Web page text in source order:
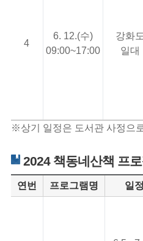
4
6. 12.(수)
09:00~17:00
강화도
일대
※상기 일정은 도서관 사정으
2024 책동네산책 프
연번 프로그램명 일정